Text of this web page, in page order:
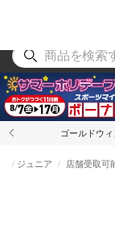
ゴールドウ
ジュニア 店舗受取可